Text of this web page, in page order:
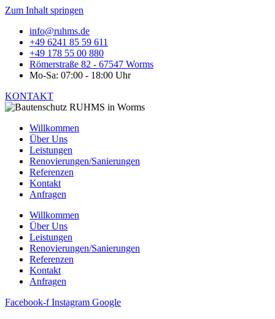
Zum Inhalt springen
info@ruhms.de
+49 6241 85 59 611
+49 178 55 00 880
Römerstraße 82 - 67547 Worms
Mo-Sa: 07:00 - 18:00 Uhr
KONTAKT
Willkommen
Über Uns
Leistungen
Renovierungen/Sanierungen
Referenzen
Kontakt
Anfragen
Willkommen
Über Uns
Leistungen
Renovierungen/Sanierungen
Referenzen
Kontakt
Anfragen
Facebook-f Instagram Google